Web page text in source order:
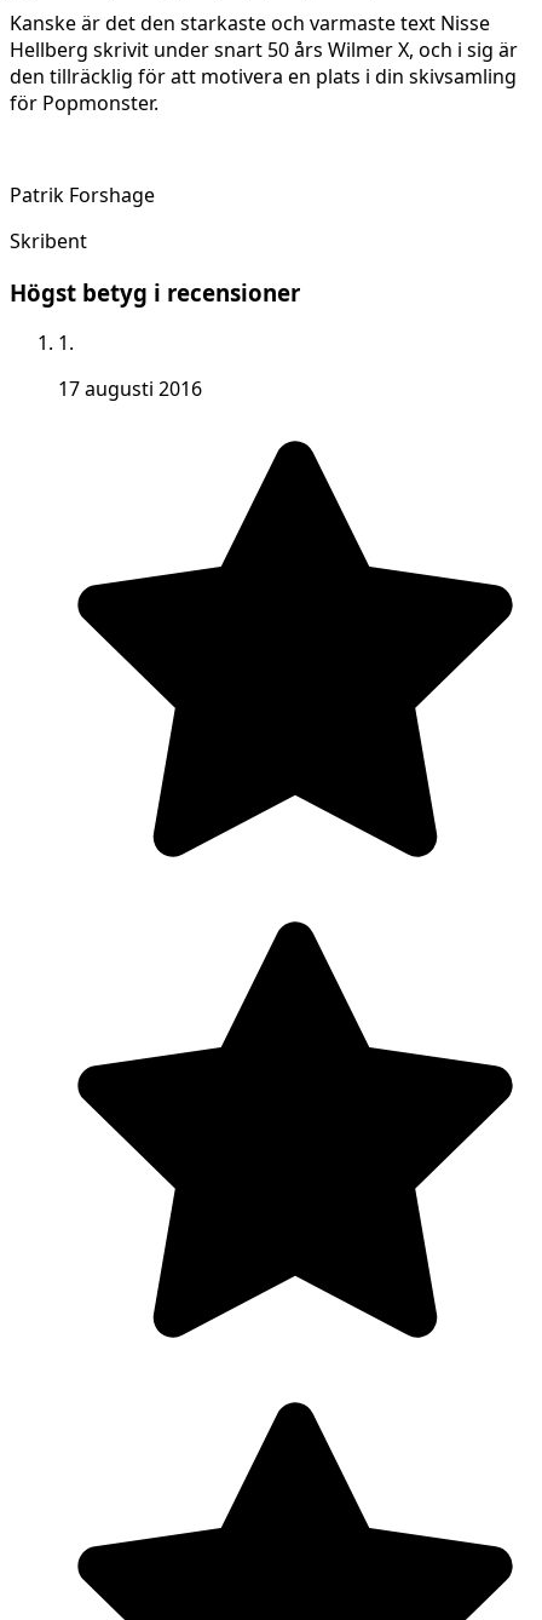
Kanske är det den starkaste och varmaste text Nisse
Hellberg skrivit under snart 50 års Wilmer X, och i sig är
den tillräcklig för att motivera en plats i din skivsamling
för Popmonster.
Patrik Forshage
Skribent
Högst betyg i recensioner
1.
17 augusti 2016